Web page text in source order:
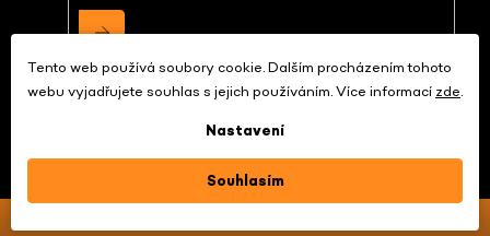
Tento web používá soubory cookie. Dalším procházením tohoto
webu vyjadřujete souhlas s jejich používáním. Více informací zde.
Nastavení
Souhlasím
papírna.cz. Všechna práva
vyhrazena.